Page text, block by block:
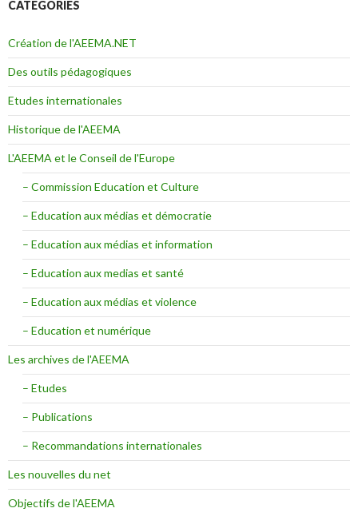
CATÉGORIES
Création de l'AEEMA.NET
Des outils pédagogiques
Etudes internationales
Historique de l'AEEMA
L'AEEMA et le Conseil de l'Europe
– Commission Education et Culture
– Education aux médias et démocratie
– Education aux médias et information
– Education aux medias et santé
– Education aux médias et violence
– Education et numérique
Les archives de l'AEEMA
– Etudes
– Publications
– Recommandations internationales
Les nouvelles du net
Objectifs de l'AEEMA